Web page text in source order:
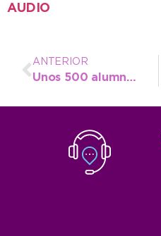
AUDIO
ANTERIOR
Unos 500 alumnos participaron de charlas de educación vial durante junio